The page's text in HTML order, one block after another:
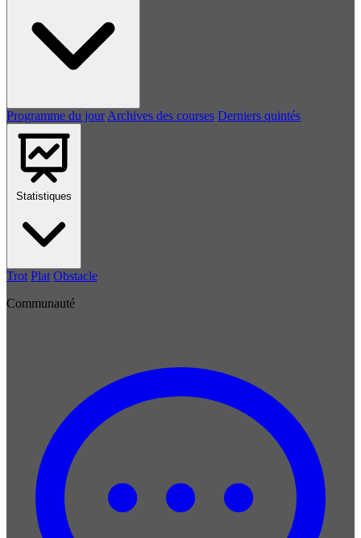
Programme du jour Archives des courses Derniers quintés
Statistiques
Trot Plat Obstacle
Communauté